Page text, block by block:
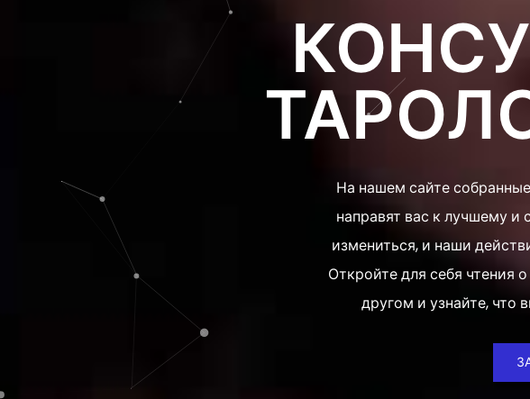
На нашем сайте
направят вас к лучшему
измениться, и наши
Откройте для себя чтения
другом и узнайте, что